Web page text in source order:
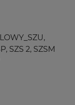
SZS 2, SZSM